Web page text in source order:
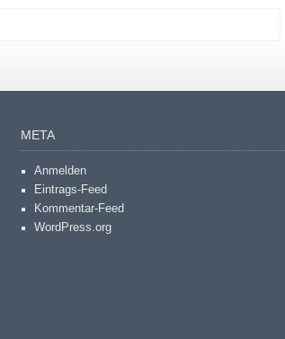
META
Anmelden
Eintrags-Feed
Kommentar-Feed
WordPress.org